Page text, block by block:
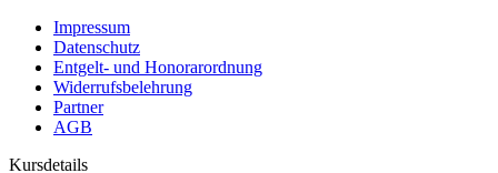
Impressum
Datenschutz
Entgelt- und Honorarordnung
Widerrufsbelehrung
Partner
AGB
Kursdetails